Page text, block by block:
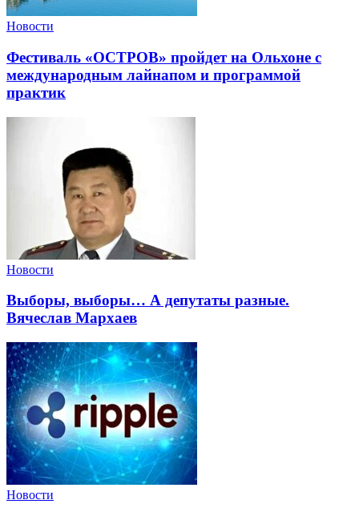
Новости
Фестиваль «ОСТРОВ» пройдет на Ольхоне с
международным лайнапом и программой
практик
Новости
Выборы, выборы… А депутаты разные.
Вячеслав Мархаев
Новости